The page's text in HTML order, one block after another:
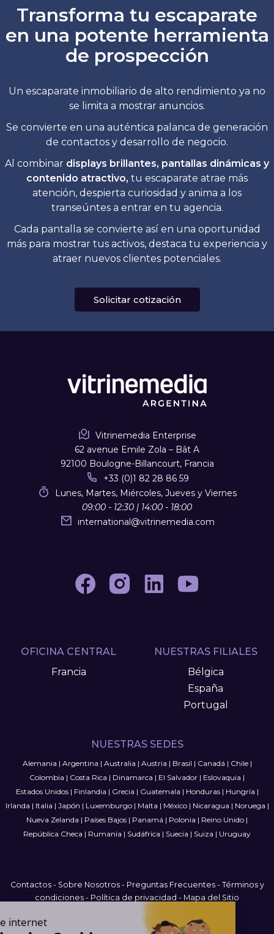
Transforma tu escaparate
en una potente herramienta
de prospección
Un escaparate inmobiliario de alto rendimiento ya no
se limita a mostrar anuncios.
Se convierte en una auténtica palanca de generación
de contactos y desarrollo de negocio.
Al combinar displays brillantes, pantallas dinámicas y
contenido atractivo, tu escaparate atrae más
atención, despierta curiosidad y anima a los
transeúntes a entrar en tu agencia.
Cada pantalla se convierte así en una oportunidad
más para mostrar tus activos, destaca tu experiencia y
atraer nuevos clientes potenciales.
Solicitar cotización
Vitrinemedia Enterprise
62 avenue Emile Zola – Bât A
92100 Boulogne-Billancourt, Francia
+33 (0)1 82 28 86 59
Lunes, Martes, Miércoles, Jueves y Viernes
09:00 - 12:30 | 14:00 - 18:00
international@vitrinemedia.com
OFICINA CENTRAL
Francia
NUESTRAS FILIALES
Bélgica
España
Portugal
NUESTRAS SEDES
Alemania | Argentina | Australia | Austria | Brasil | Canadá | Chile|
Colombia | Costa Rica | Dinamarca | El Salvador | Eslovaquia |
Estados Unidos| Finlandia | Grecia | Guatemala | Honduras| Hungría |
Irlanda | Italia | Japón | Luxemburgo| Malta | México| Nicaragua | Noruega |
Nueva Zelanda | Países Bajos | Panamá | Polonia | Reino Unido |
República Checa | Rumanía | Sudáfrica | Suecia | Suiza | Uruguay
Contactos- Sobre Nosotros- Preguntas Frecuentes- Términos y
condiciones - Política de privacidad - Mapa del Sitio